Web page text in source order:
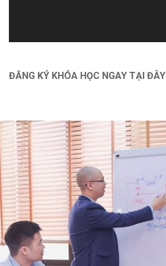
ĐĂNG KÝ KHÓA HỌC NGAY TẠI ĐÂY
Chính sách
Chính Sách Và Quy Định Chung
Chính Sách Bảo Mật
Vận Chuyển Giao Nhận
Chính Sách Thanh Toán
Hỗ trợ
Thông Tin Chủ Sở Hữu Website